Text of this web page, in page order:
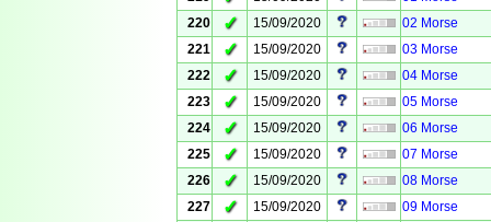
220
✓ 15/09/2020
02 Morse
221
✓ 15/09/2020
03 Morse
222
✓ 15/09/2020
04 Morse
223
✓ 15/09/2020
05 Morse
224
✓ 15/09/2020
06 Morse
225
✓ 15/09/2020
07 Morse
226
✓ 15/09/2020
08 Morse
227
✓ 15/09/2020
09 Morse